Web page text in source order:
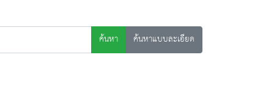
ค้นหา
ค้นหาแบบละเอียด